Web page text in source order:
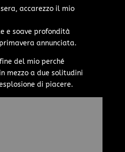
accarezzo il mio
e soave profondità
annunciata.
del mio perché
mezzo a due solitudini
di piacere.